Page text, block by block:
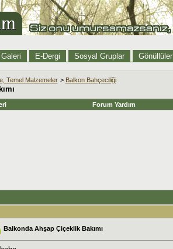
Galeri E-Dergi Sosyal Gruplar Gönüllüler
Temel Malzemeler > Balkon Bahçeciliği
Forum Yardım
Balkonda Ahşap Çiçeklik Bakımı